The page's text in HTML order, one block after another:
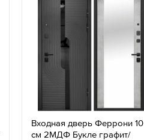
Входная дверь Феррони 10
см 2МДФ Букле графит/